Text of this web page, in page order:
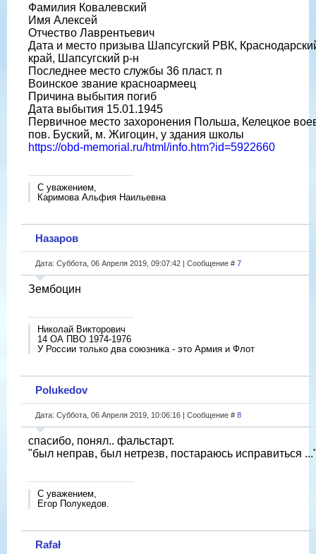
Фамилия Ковалевский
Имя Алексей
Отчество Лаврентьевич
Дата и место призыва Шапсугский РВК,
край, Шапсугский р-н
Последнее место службы 36 пласт. п
Воинское звание красноармеец
Причина выбытия погиб
Дата выбытия 15.01.1945
Первичное место захоронения Польша, Келецкое
пов. Буский, м. Жигоцин, у здания школы
https://obd-memorial.ru/html/info.htm?id=5922660
С уважением,
Каримова Альфия Наильевна
Назаров
Дата: Суббота, 06 Апреля 2019, 09:07:42 | Сообщение # 7
Зембоцин
Николай Викторович
14 ОА ПВО 1974-1976
У России только два союзника - это Армия и Флот
Polukedov
Дата: Суббота, 06 Апреля 2019, 10:06:16 | Сообщение # 8
спасибо, понял.. фальстарт.
"был неправ, был нетрезв, постараюсь исправиться
С уважением,
Егор Полукедов.
Rafał